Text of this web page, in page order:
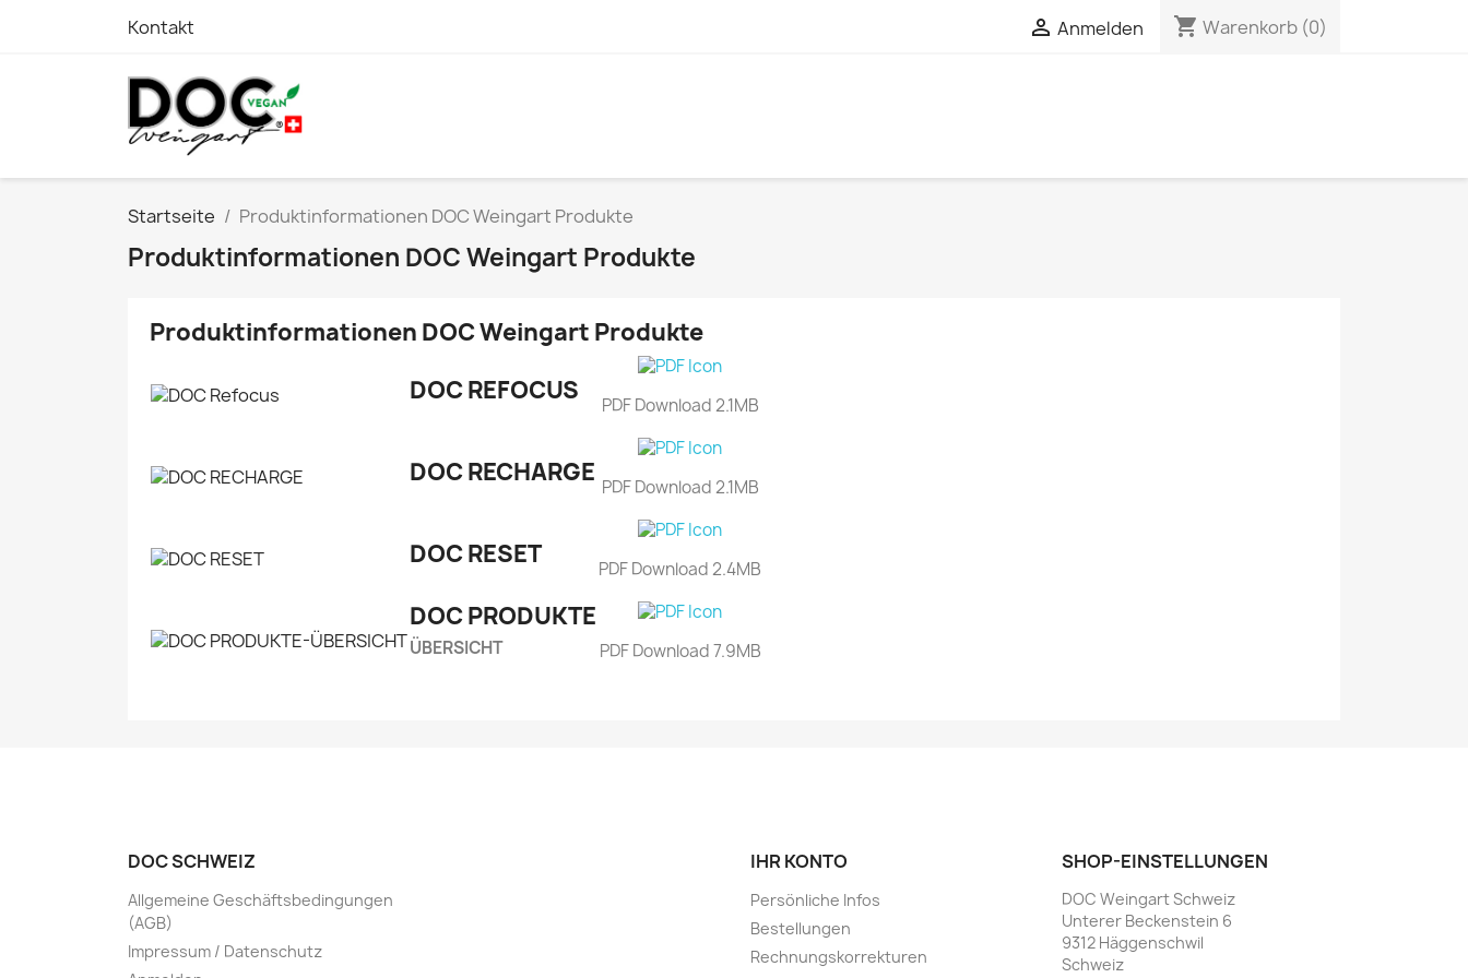
Kontakt  Anmelden shopping_cart Warenkorb (0)
Startseite Produktinformationen DOC Weingart Produkte
Produktinformationen DOC Weingart Produkte
Produktinformationen DOC Weingart Produkte
DOC REFOCUS
PDF Download 2.1MB
DOC RECHARGE PDF Download 2.1MB
DOC RESET PDF Download 2.4MB
DOC PRODUKTE
ÜBERSICHT PDF Download 7.9MB
DOC SCHWEIZ
Allgemeine Geschäftsbedingungen
(AGB)
Impressum / Datenschutz
IHR KONTO
Persönliche Infos
Bestellungen
Rechnungskorrekturen
SHOP-EINSTELLUNGEN
DOC Weingart Schweiz
Unterer Beckenstein 6
9312 Häggenschwil
Schweiz